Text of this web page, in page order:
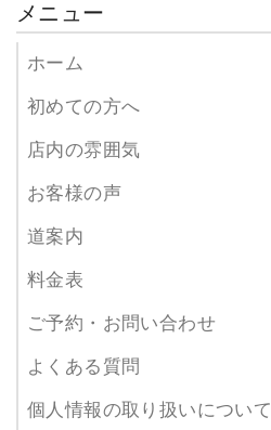
メニュー
ホーム
初めての方へ
店内の雰囲気
お客様の声
道案内
料金表
ご予約・お問い合わせ
よくある質問
個人情報の取り扱いについて